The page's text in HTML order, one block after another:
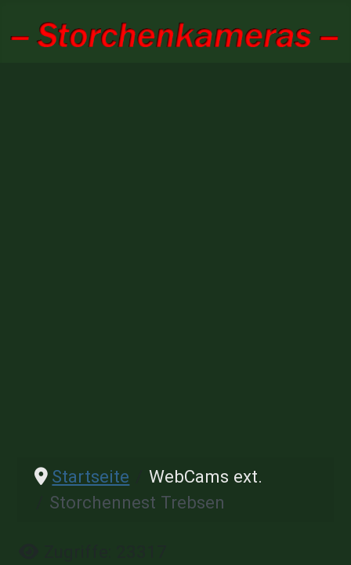
Startseite
WebCams ext.
Storchennest Trebsen